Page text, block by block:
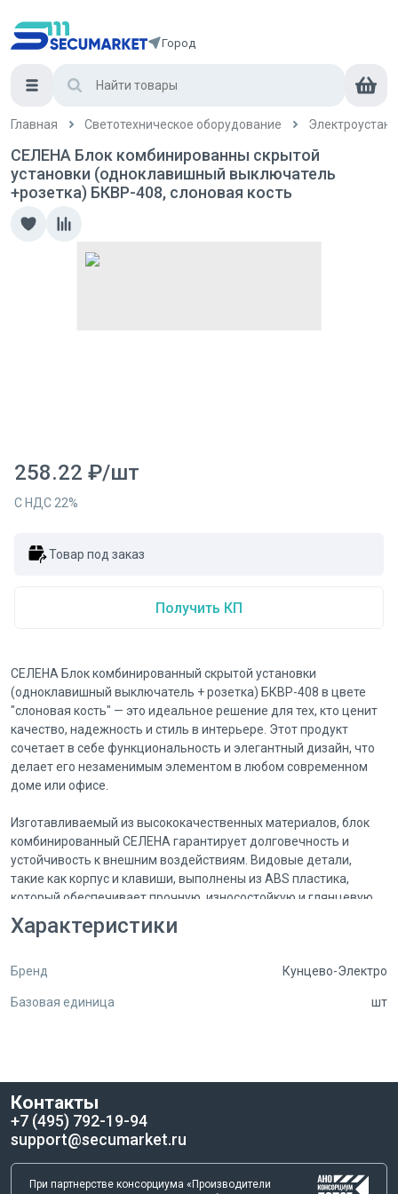
Город
Главная Светотехническое оборудование
СЕЛЕНА Блок комбинированны скрытой
установки (одноклавишный выключатель
+розетка) БКВР-408, слоновая кость
258.22 ₽/шт
С НДС 22%
Товар под заказ
Получить КП
СЕЛЕНА Блок комбинированный скрытой установки
(одноклавишный выключатель + розетка) БКВР-408 в цвете
"слоновая кость" — это идеальное решение для тех, кто ценит
качество, надежность и стиль в интерьере. Этот продукт
сочетает в себе функциональность и элегантный дизайн, что
делает его незаменимым элементом в любом современном
доме или офисе.
Изготавливаемый из высококачественных материалов, блок
комбинированный СЕЛЕНА гарантирует долговечность и
устойчивость к внешним воздействиям. Видовые детали,
такие как корпус и клавиши, выполнены из ABS пластика,
который обеспечивает прочную, износостойкую и глянцевую
поверхность. Это не только придает изделию эстетичный вид,
но и делает его легким в уходе. Вы можете быть уверены, что
после длительного использования.
Корпуса механизмов изготавливаются из армамида —
температуры и не подвержен возгоранию, что делает его
безопасным для использования в любых условиях. Стойкость к
воздействию нагретой проволокой до 960°C подтверждает
высокие эксплуатационные характеристики данного изделия.
Механизмы выключателей СЕЛЕНА разработаны с учетом
Характеристики
Бренд Кунцево-Электро
Базовая единица шт
Контакты
+7 (495) 792-19-94
support@secumarket.ru
При партнерстве консорциума «Производители